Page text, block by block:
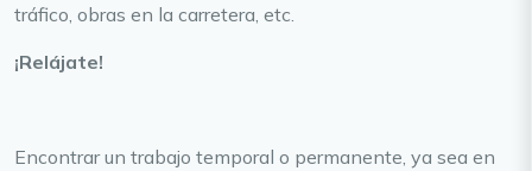
tráfico, obras en la carretera, etc.
¡Relájate!
Encontrar un trabajo temporal o permanente, ya sea en